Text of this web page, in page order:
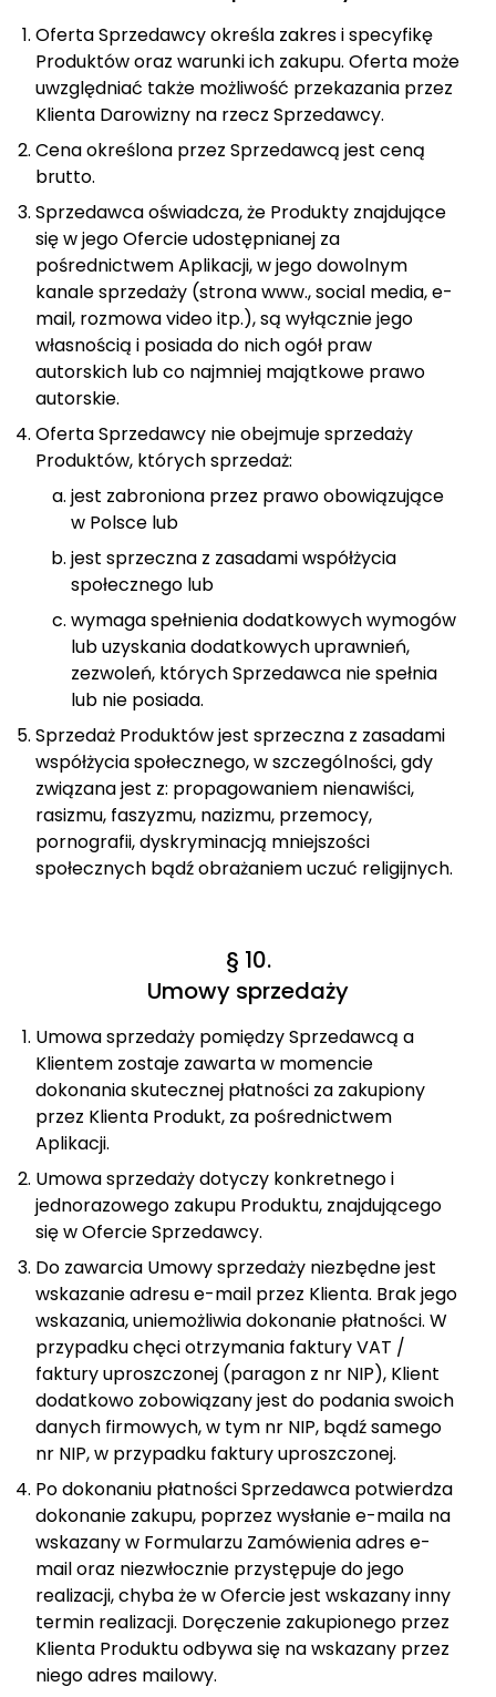
Oferta Sprzedawcy określa zakres i specyfikę
Produktów oraz warunki ich zakupu. Oferta może
uwzględniać także możliwość przekazania przez
Klienta Darowizny na rzecz Sprzedawcy.
Cena określona przez Sprzedawcą jest ceną
brutto.
Sprzedawca oświadcza, że Produkty znajdujące
się w jego Ofercie udostępnianej za
pośrednictwem Aplikacji, w jego dowolnym
kanale sprzedaży (strona www., social media, e-
mail, rozmowa video itp.), są wyłącznie jego
własnością i posiada do nich ogół praw
autorskich lub co najmniej majątkowe prawo
autorskie.
Oferta Sprzedawcy nie obejmuje sprzedaży
Produktów, których sprzedaż:
jest zabroniona przez prawo obowiązujące
w Polsce lub
jest sprzeczna z zasadami współżycia
społecznego lub
wymaga spełnienia dodatkowych wymogów
lub uzyskania dodatkowych uprawnień,
zezwoleń, których Sprzedawca nie spełnia
lub nie posiada.
Sprzedaż Produktów jest sprzeczna z zasadami
współżycia społecznego, w szczególności, gdy
związana jest z: propagowaniem nienawiści,
rasizmu, faszyzmu, nazizmu, przemocy,
pornografii, dyskryminacją mniejszości
społecznych bądź obrażaniem uczuć religijnych.
§ 10.
Umowy sprzedaży
Umowa sprzedaży pomiędzy Sprzedawcą a
Klientem zostaje zawarta w momencie
dokonania skutecznej płatności za zakupiony
przez Klienta Produkt, za pośrednictwem
Aplikacji.
Umowa sprzedaży dotyczy konkretnego i
jednorazowego zakupu Produktu, znajdującego
się w Ofercie Sprzedawcy.
Do zawarcia Umowy sprzedaży niezbędne jest
wskazanie adresu e-mail przez Klienta. Brak jego
wskazania, uniemożliwia dokonanie płatności. W
przypadku chęci otrzymania faktury VAT /
faktury uproszczonej (paragon z nr NIP), Klient
dodatkowo zobowiązany jest do podania swoich
danych firmowych, w tym nr NIP, bądź samego
nr NIP, w przypadku faktury uproszczonej.
Po dokonaniu płatności Sprzedawca potwierdza
dokonanie zakupu, poprzez wysłanie e-maila na
wskazany w Formularzu Zamówienia adres e-
mail oraz niezwłocznie przystępuje do jego
realizacji, chyba że w Ofercie jest wskazany inny
termin realizacji. Doręczenie zakupionego przez
Klienta Produktu odbywa się na wskazany przez
niego adres mailowy.